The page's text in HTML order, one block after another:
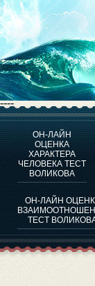
----
ОН-ЛАЙН
ОЦЕНКА
ХАРАКТЕРА
ЧЕЛОВЕКА ТЕСТ
ВОЛИКОВА
ОН-ЛАЙН
ТЕСТ
ОЦЕНКА